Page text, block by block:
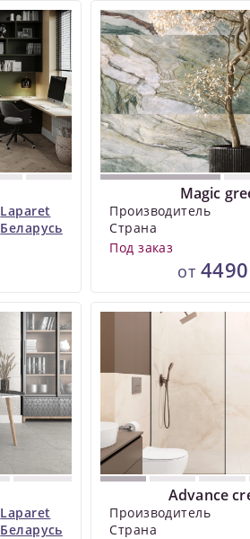
Laparet
Беларусь
Magic
Производитель
Страна
Под заказ
от
Laparet
Беларусь
Advance
Производитель
Страна